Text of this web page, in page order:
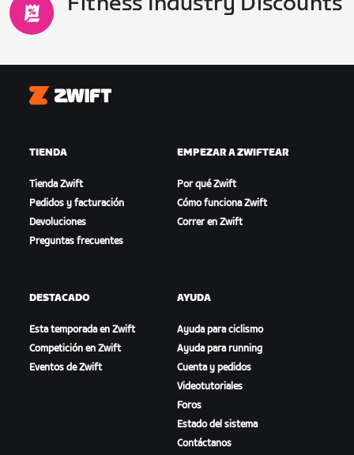
Zwift
TIENDA
Tienda Zwift
Pedidos y facturación
Devoluciones
Preguntas frecuentes
EMPEZAR A ZWIFTEAR
Por qué Zwift
Cómo funciona Zwift
Correr en Zwift
DESTACADO
Esta temporada en Zwift
Competición en Zwift
Eventos de Zwift
AYUDA
Ayuda para ciclismo
Ayuda para running
Cuenta y pedidos
Videotutoriales
Foros
Estado del sistema
Contáctanos